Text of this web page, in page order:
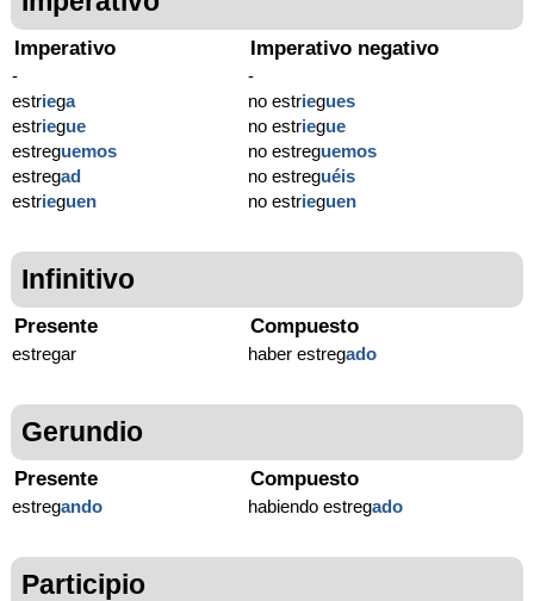
Imperativo
-
estriega
estriegue
estreguemos
estregad
estrieguen
Imperativo negativo
-
no estriegues
no estriegue
no estreguemos
no estreguéis
no estrieguen
Infinitivo
Presente
estregar
Compuesto
haber estregado
Gerundio
Presente
estregando
Compuesto
habiendo estregado
Participio